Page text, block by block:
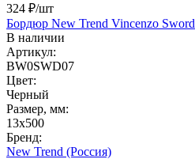
324 ₽/шт
Бордюр New Trend Vincenzo Sword
В наличии
Артикул:
BW0SWD07
Цвет:
Черный
Размер, мм:
13x500
Бренд:
New Trend (Россия)